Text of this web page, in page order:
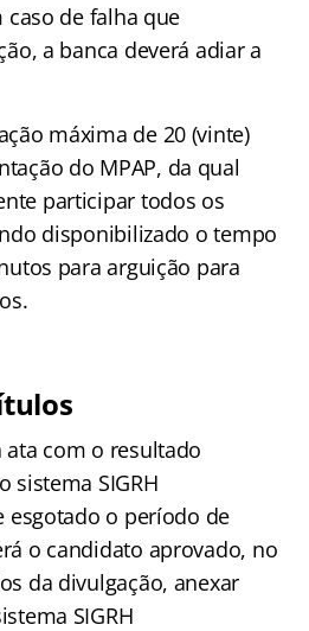
caso de falha que
a banca deverá adiar a
máxima de 20 (vinte)
do MPAP, da qual
participar todos os
disponibilizado o tempo
para arguição para
ata com o resultado
sistema SIGRH
esgotado o período de
o candidato aprovado, no
da divulgação, anexar
SIGRH